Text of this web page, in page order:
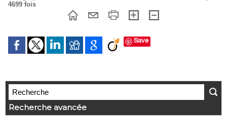
4699 fois
Save
Recherche avancée